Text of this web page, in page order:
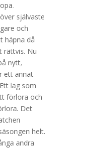
självaste
och
häpna då
rättvis. Nu
nytt,
ett annat
lag som
förlora och
Det
helt.
andra